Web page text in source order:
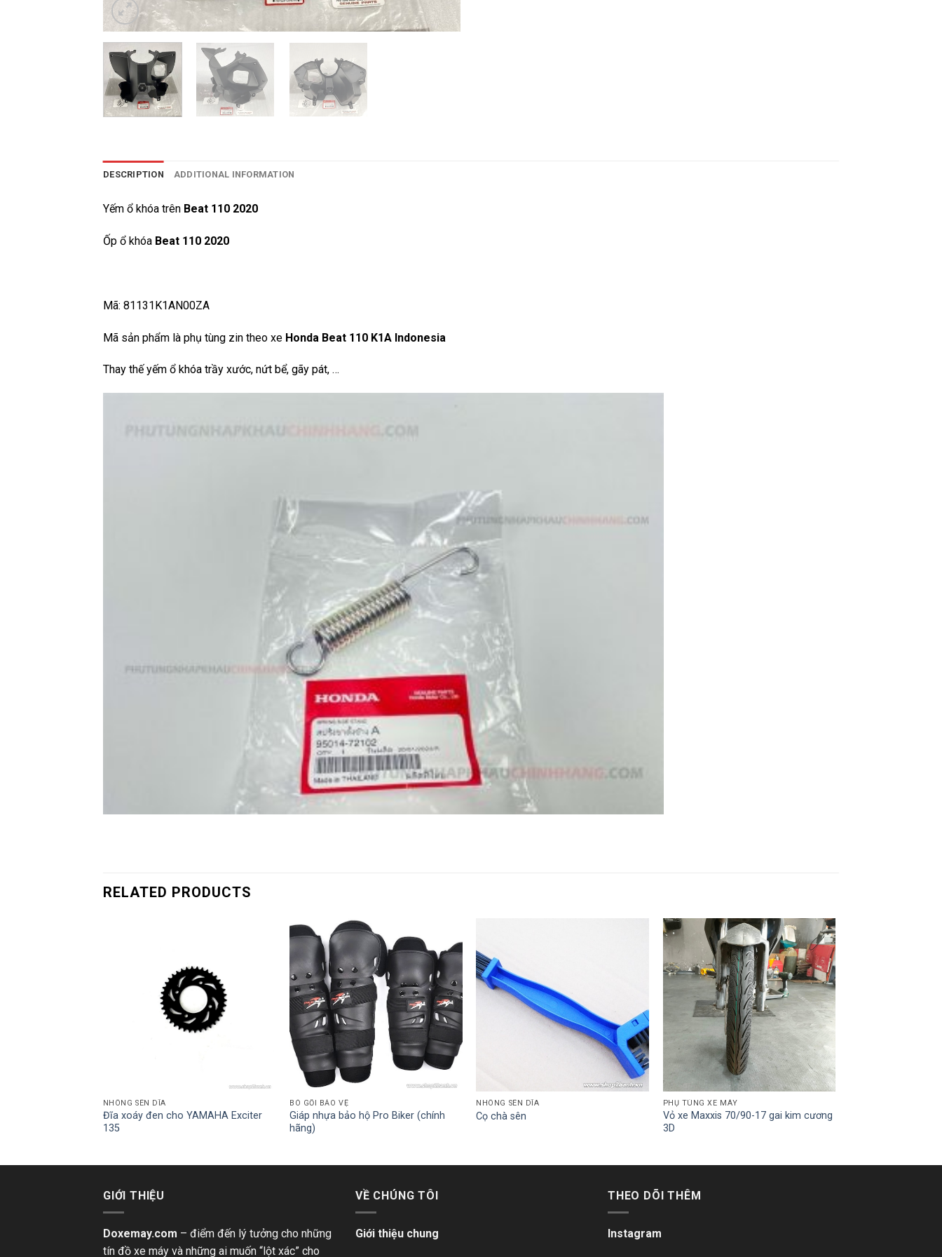
DESCRIPTION ADDITIONAL INFORMATION
Yếm ổ khóa trên Beat 110 2020
Ốp ổ khóa Beat 110 2020
Mã: 81131K1AN00ZA
Mã sản phẩm là phụ tùng zin theo xe Honda Beat 110 K1A Indonesia
Thay thế yếm ổ khóa trầy xước, nứt bể, gãy pát, …
RELATED PRODUCTS
NHÔNG SÊN DĨA
Đĩa xoáy đen cho YAMAHA Exciter
135
BÓ GỐI BẢO VỆ
Giáp nhựa bảo hộ Pro Biker (chính
hãng)
NHÔNG SÊN DĨA
Cọ chà sên
PHỤ TÙNG XE MÁY
Vỏ xe Maxxis 70/90-17 gai kim cương
3D
GIỚI THIỆU
Doxemay.com – điểm đến lý tưởng cho những
tín đồ xe máy và những ai muốn “lột xác” cho
VỀ CHÚNG TÔI
Giới thiệu chung
THEO DÕI THÊM
Instagram